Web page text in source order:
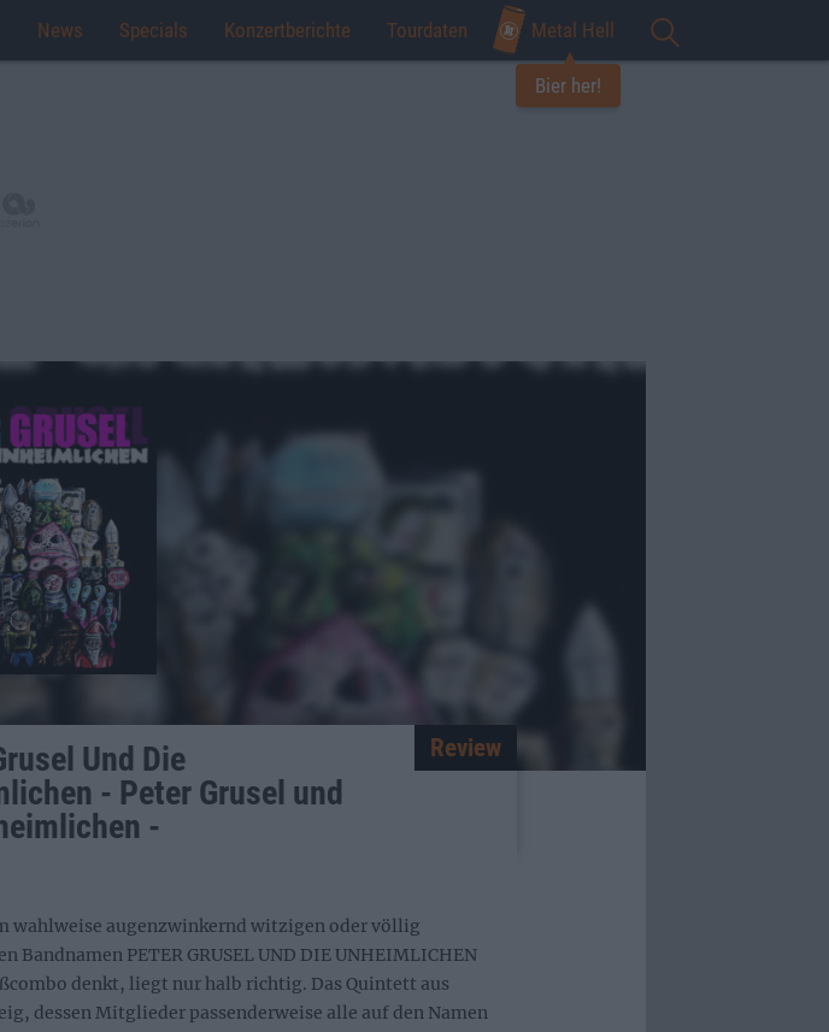
News Specials Konzertberichte Tourdaten Metal Hell
Bier her!
Und Die
- Peter Grusel und
-
Review
wahlweise augenzwinkernd witzigen oder völlig
Bandnamen PETER GRUSEL UND DIE UNHEIMLICHEN
denkt, liegt nur halb richtig. Das Quintett aus
dessen Mitglieder passenderweise alle auf den Namen